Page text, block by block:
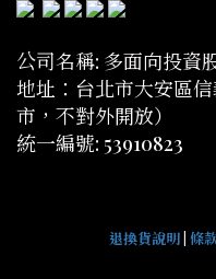
公司名稱: 多面向投資
地址：台北市大安區
市，不對外開放）
統一編號: 53910823
退換貨說明 條